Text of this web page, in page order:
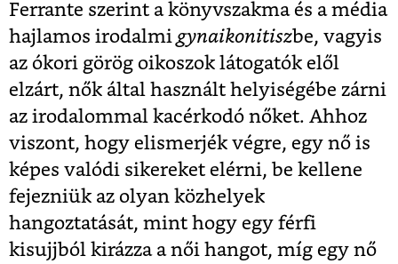
Ferrante szerint a könyvszakma és a média
hajlamos irodalmi gynaikonitiszbe, vagyis
az ókori görög oikoszok látogatók elől
elzárt, nők által használt helyiségébe zárni
az irodalommal kacérkodó nőket. Ahhoz
viszont, hogy elismerjék végre, egy nő is
képes valódi sikereket elérni, be kellene
fejezniük az olyan közhelyek
hangoztatását, mint hogy egy férfi
kisujjból kirázza a női hangot, míg egy nő